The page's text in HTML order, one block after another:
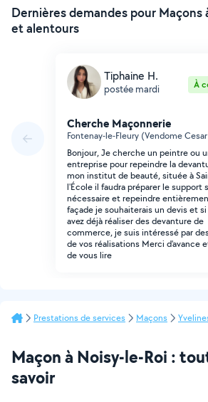
Dernières demandes pour Maçons
et alentours
Tiphaine H.
postée mardi À
Cherche Maçonnerie
Fontenay-le-Fleury (Vendome
Bonjour, Je cherche un peintre ou
entreprise pour repeindre la
mon institut de beauté, située à
l'École il faudra préparer le support
nécessaire et repeindre
façade je souhaiterais un devis et
avez déjà réaliser des devanture de
commerce, je suis intéressé par
de vos réalisations Merci d'avance
de vous lire
Prestations de services Maçons
Maçon à Noisy-le-Roi :
savoir